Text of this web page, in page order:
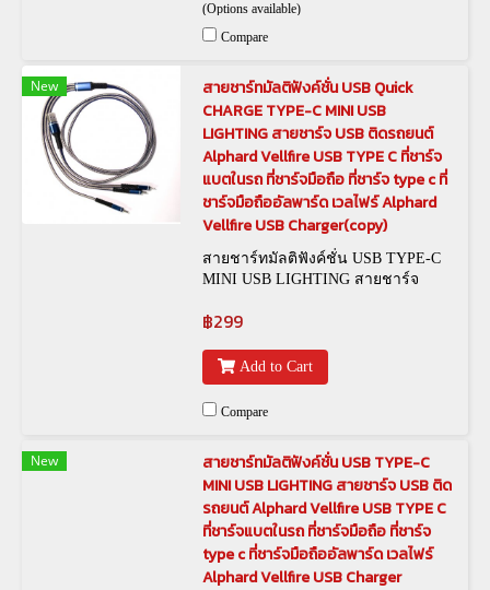
(Options available)
Compare
New
สายชาร์ทมัลติฟังค์ชั่น USB Quick
CHARGE TYPE-C MINI USB
LIGHTING สายชาร์จ USB ติดรถยนต์
Alphard Vellfire USB TYPE C ที่ชาร์จ
แบตในรถ ที่ชาร์จมือถือ ที่ชาร์จ type c ที่
ชาร์จมือถืออัลพาร์ด เวลไฟร์ Alphard
Vellfire USB Charger(copy)
สายชาร์ทมัลติฟังค์ชั่น USB TYPE-C
MINI USB LIGHTING สายชาร์จ
฿299
Add to Cart
Compare
New
สายชาร์ทมัลติฟังค์ชั่น USB TYPE-C
MINI USB LIGHTING สายชาร์จ USB ติด
รถยนต์ Alphard Vellfire USB TYPE C
ที่ชาร์จแบตในรถ ที่ชาร์จมือถือ ที่ชาร์จ
type c ที่ชาร์จมือถืออัลพาร์ด เวลไฟร์
Alphard Vellfire USB Charger